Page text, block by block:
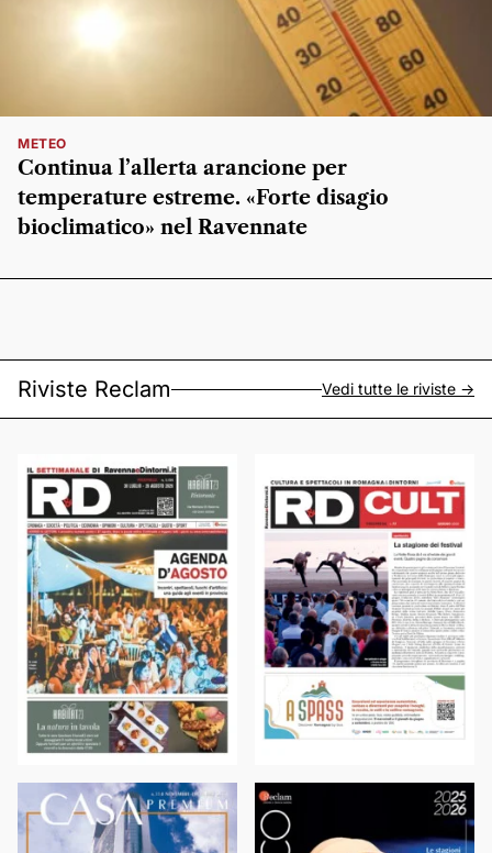
METEO
Continua l’allerta arancione per
temperature estreme. «Forte disagio
bioclimatico» nel Ravennate
Riviste Reclam Vedi tutte le riviste ->